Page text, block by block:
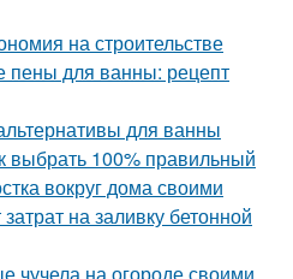
на строительстве
пены для ванны: рецепт
для ванны
выбрать 100% правильный
вокруг дома своими
на заливку бетонной